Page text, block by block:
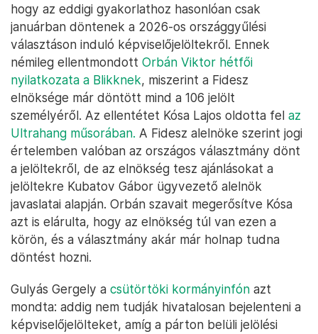
hogy az eddigi gyakorlathoz hasonlóan csak
januárban döntenek a 2026-os országgyűlési
választáson induló képviselőjelöltekről. Ennek
némileg ellentmondott Orbán Viktor hétfői
nyilatkozata a Blikknek, miszerint a Fidesz
elnöksége már döntött mind a 106 jelölt
személyéről. Az ellentétet Kósa Lajos oldotta fel az
Ultrahang műsorában. A Fidesz alelnöke szerint jogi
értelemben valóban az országos választmány dönt
a jelöltekről, de az elnökség tesz ajánlásokat a
jelöltekre Kubatov Gábor ügyvezető alelnök
javaslatai alapján. Orbán szavait megerősítve Kósa
azt is elárulta, hogy az elnökség túl van ezen a
körön, és a választmány akár már holnap tudna
döntést hozni.
Gulyás Gergely a csütörtöki kormányinfón azt
mondta: addig nem tudják hivatalosan bejelenteni a
képviselőjelölteket, amíg a párton belüli jelölési